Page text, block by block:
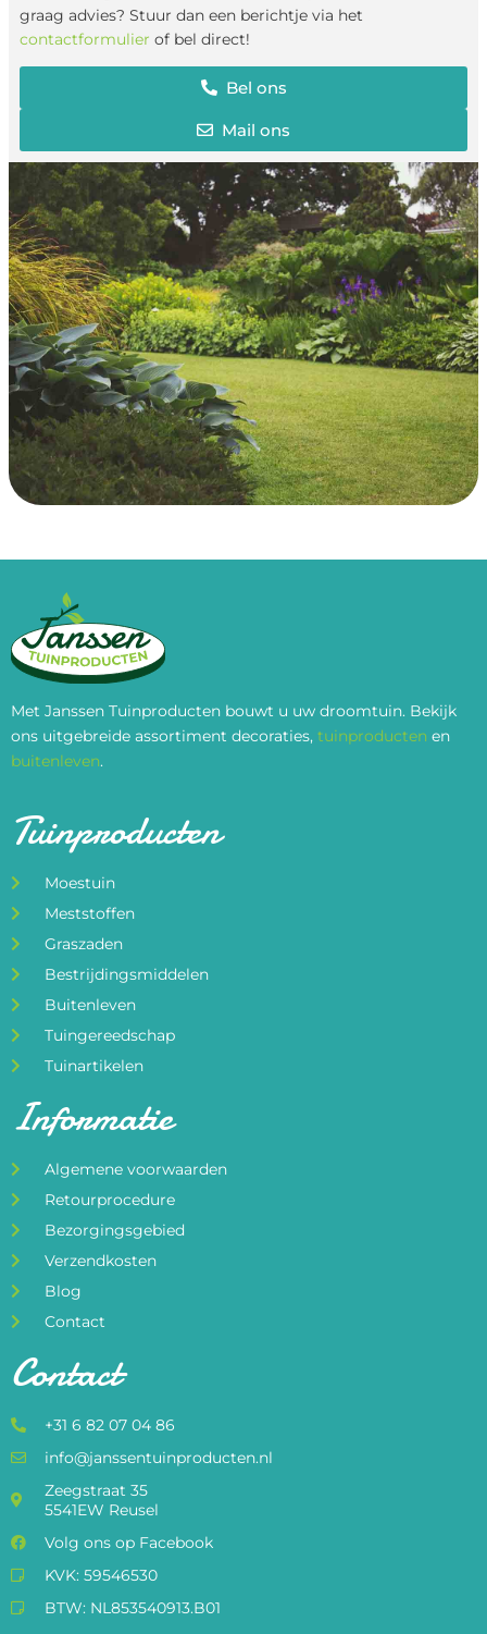
graag advies? Stuur dan een berichtje via het
contactformulier of bel direct!
Bel ons
Mail ons
Met Janssen Tuinproducten bouwt u uw droomtuin. Bekijk
ons uitgebreide assortiment decoraties, tuinproducten en
buitenleven.
Tuinproducten
Moestuin
Meststoffen
Graszaden
Bestrijdingsmiddelen
Buitenleven
Tuingereedschap
Tuinartikelen
Informatie
Algemene voorwaarden
Retourprocedure
Bezorgingsgebied
Verzendkosten
Blog
Contact
Contact
+31 6 82 07 04 86
info@janssentuinproducten.nl
Zeegstraat 35
5541EW Reusel
Volg ons op Facebook
KVK: 59546530
BTW: NL853540913.B01